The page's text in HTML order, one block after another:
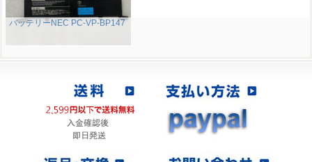
バッテリーNEC PC-VP-BP147